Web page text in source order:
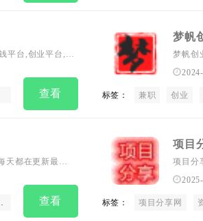
平台,创业平台,创
创业项目网站 赚钱平台 免费项目分享
查看
梦帆
梦帆创
就来梦
标签： 兼职 创业
都在更新最新
有用的知识库，
电商 抖音 小红书 快手
查看
项目
项目分
流、副
程、
标签： 项目分享网